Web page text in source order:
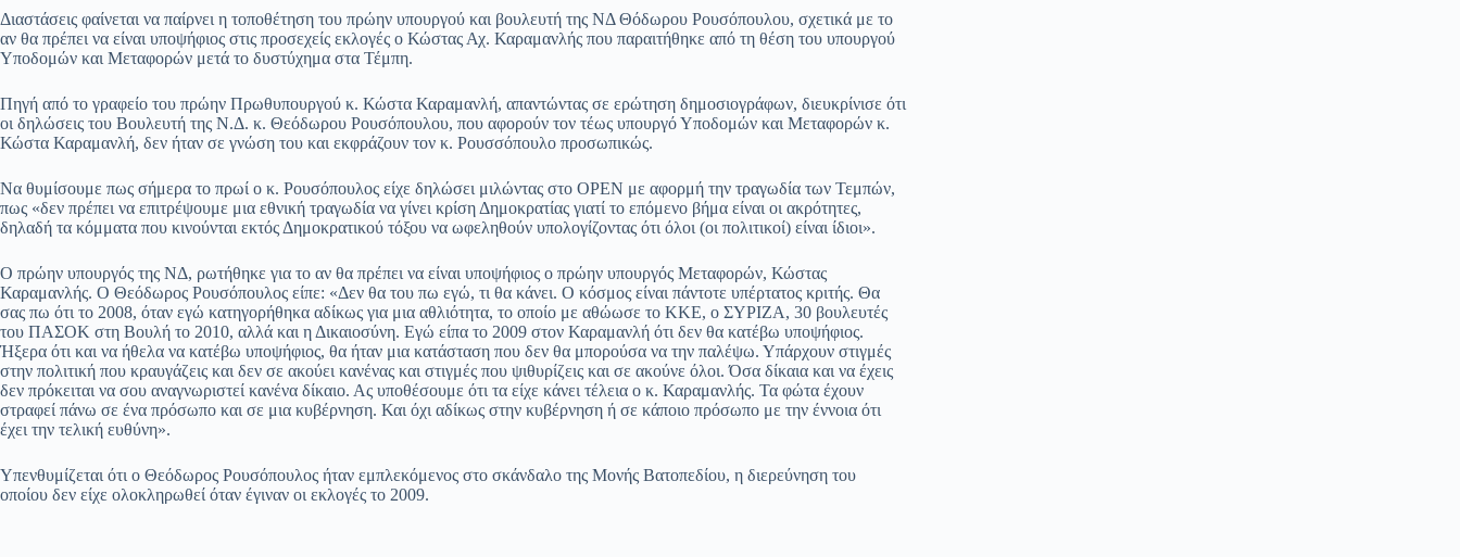
bo
ok
ts
A
pp
gr
a
m
sa
ge
ail ail ρ
α
στ
εί
τε
Διαστάσεις φαίνεται να παίρνει η τοποθέτηση του πρώην υπουργού και βουλευτή της ΝΔ Θόδωρου Ρουσόπουλου, σχετικά με το
αν θα πρέπει να είναι υποψήφιος στις προσεχείς εκλογές ο Κώστας Αχ. Καραμανλής που παραιτήθηκε από τη θέση του υπουργού
Υποδομών και Μεταφορών μετά το δυστύχημα στα Τέμπη.
Πηγή από το γραφείο του πρώην Πρωθυπουργού κ. Κώστα Καραμανλή, απαντώντας σε ερώτηση δημοσιογράφων, διευκρίνισε ότι
οι δηλώσεις του Βουλευτή της Ν.Δ. κ. Θεόδωρου Ρουσόπουλου, που αφορούν τον τέως υπουργό Υποδομών και Μεταφορών κ.
Κώστα Καραμανλή, δεν ήταν σε γνώση του και εκφράζουν τον κ. Ρουσσόπουλο προσωπικώς.
Να θυμίσουμε πως σήμερα το πρωί ο κ. Ρουσόπουλος είχε δηλώσει μιλώντας στο OPEN με αφορμή την τραγωδία των Τεμπών,
πως «δεν πρέπει να επιτρέψουμε μια εθνική τραγωδία να γίνει κρίση Δημοκρατίας γιατί το επόμενο βήμα είναι οι ακρότητες,
δηλαδή τα κόμματα που κινούνται εκτός Δημοκρατικού τόξου να ωφεληθούν υπολογίζοντας ότι όλοι (οι πολιτικοί) είναι ίδιοι».
Ο πρώην υπουργός της ΝΔ, ρωτήθηκε για το αν θα πρέπει να είναι υποψήφιος ο πρώην υπουργός Μεταφορών, Κώστας
Καραμανλής. Ο Θεόδωρος Ρουσόπουλος είπε: «Δεν θα του πω εγώ, τι θα κάνει. Ο κόσμος είναι πάντοτε υπέρτατος κριτής. Θα
σας πω ότι το 2008, όταν εγώ κατηγορήθηκα αδίκως για μια αθλιότητα, το οποίο με αθώωσε το ΚΚΕ, ο ΣΥΡΙΖΑ, 30 βουλευτές
του ΠΑΣΟΚ στη Βουλή το 2010, αλλά και η Δικαιοσύνη. Εγώ είπα το 2009 στον Καραμανλή ότι δεν θα κατέβω υποψήφιος.
Ήξερα ότι και να ήθελα να κατέβω υποψήφιος, θα ήταν μια κατάσταση που δεν θα μπορούσα να την παλέψω. Υπάρχουν στιγμές
στην πολιτική που κραυγάζεις και δεν σε ακούει κανένας και στιγμές που ψιθυρίζεις και σε ακούνε όλοι. Όσα δίκαια και να έχεις
δεν πρόκειται να σου αναγνωριστεί κανένα δίκαιο. Ας υποθέσουμε ότι τα είχε κάνει τέλεια ο κ. Καραμανλής. Τα φώτα έχουν
στραφεί πάνω σε ένα πρόσωπο και σε μια κυβέρνηση. Και όχι αδίκως στην κυβέρνηση ή σε κάποιο πρόσωπο με την έννοια ότι
έχει την τελική ευθύνη».
Υπενθυμίζεται ότι ο Θεόδωρος Ρουσόπουλος ήταν εμπλεκόμενος στο σκάνδαλο της Μονής Βατοπεδίου, η διερεύνηση του
οποίου δεν είχε ολοκληρωθεί όταν έγιναν οι εκλογές το 2009.